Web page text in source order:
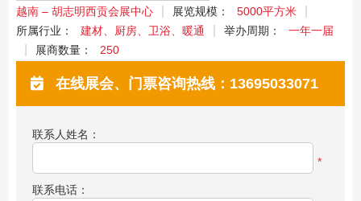
越南 – 胡志明西贡会展中心
展览规模：
5000平方米
所属行业：
建材、厨房、卫浴、暖通 举办周期：
一年一届
展商数量：
250
在线展会、门票咨询热线：13695033071
联系人姓名：
*
联系电话：